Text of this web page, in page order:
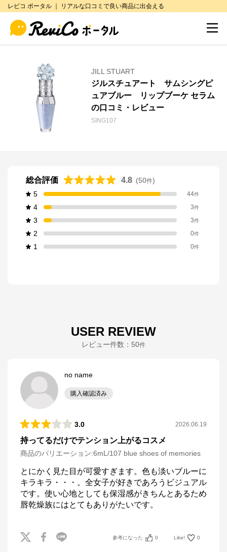
レビコ ポータル ｜ リアルな口コミで良い商品に出会える
JILL STUART
ジルスチュアート サムシングピ
ュアブルー リップブーケ セラム
の口コミ・レビュー
SING107
総合評価 4.8 (50件)
5
44件
4 3件
3 3件
2 0件
1 0件
USER REVIEW
レビュー件数： 50件
no name
購入確認済み
3.0 2026.06.19
持ってるだけでテンション上がるコスメ
商品のバリエーション:6mL/107 blue shoes of memories
とにかく見た目が可愛すぎます。色も淡いブルーに
キラキラ・・・。全女子が好きであろうビジュアル
です。使い心地としても保湿感がきちんとあるため
唇乾燥族にはとてもありがたいです。
参考になった 0 Like! 0